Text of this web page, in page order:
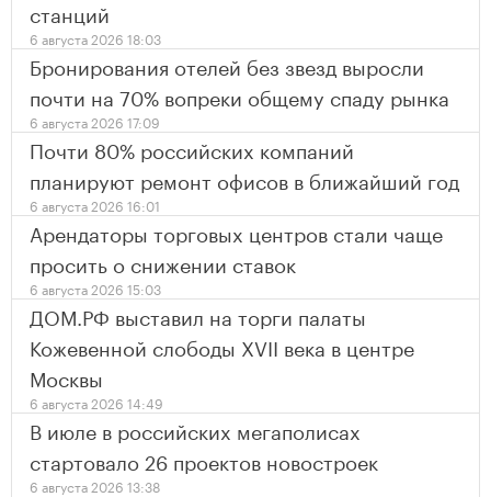
станций
6 августа 2026 18:03
Бронирования отелей без звезд выросли
почти на 70% вопреки общему спаду рынка
6 августа 2026 17:09
Почти 80% российских компаний
планируют ремонт офисов в ближайший год
6 августа 2026 16:01
Арендаторы торговых центров стали чаще
просить о снижении ставок
6 августа 2026 15:03
ДОМ.РФ выставил на торги палаты
Кожевенной слободы XVII века в центре
Москвы
6 августа 2026 14:49
В июле в российских мегаполисах
стартовало 26 проектов новостроек
6 августа 2026 13:38